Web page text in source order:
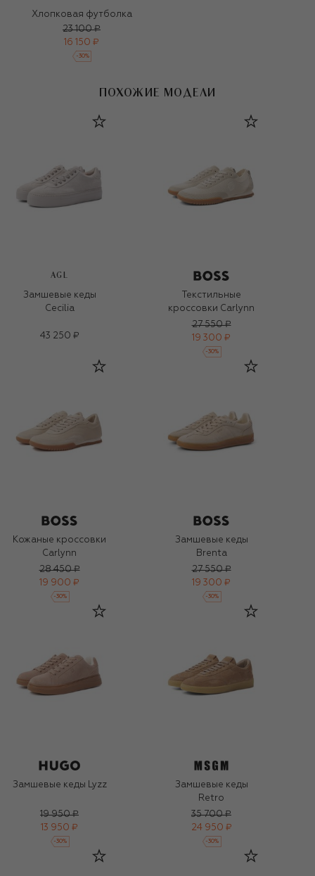
Хлопковая футболка
23 100 ₽
16 150 ₽
-30%
ПОХОЖИЕ МОДЕЛИ
AGL
Замшевые кеды
Cecilia
43 250 ₽
Текстильные
кроссовки Carlynn
27 550 ₽
19 300 ₽
-30%
Кожаные кроссовки
Carlynn
28 450 ₽
19 900 ₽
-30%
Замшевые кеды
Brenta
27 550 ₽
19 300 ₽
-30%
Замшевые кеды Lyzz
19 950 ₽
13 950 ₽
-30%
Замшевые кеды
Retro
35 700 ₽
24 950 ₽
-30%